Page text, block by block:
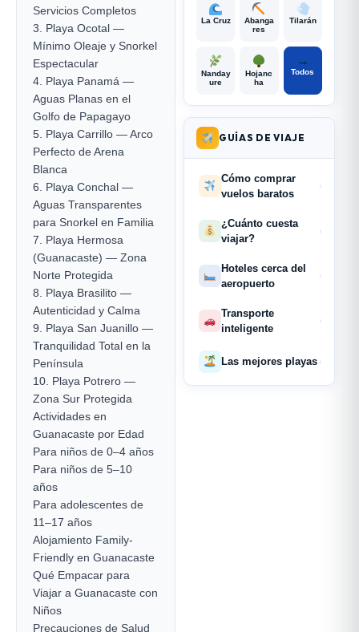
Servicios Completos
3. Playa Ocotal —
Mínimo Oleaje y Snorkel
Espectacular
4. Playa Panamá —
Aguas Planas en el
Golfo de Papagayo
5. Playa Carrillo — Arco
Perfecto de Arena
Blanca
6. Playa Conchal —
Aguas Transparentes
para Snorkel en Familia
7. Playa Hermosa
(Guanacaste) — Zona
Norte Protegida
8. Playa Brasilito —
Autenticidad y Calma
9. Playa San Juanillo —
Tranquilidad Total en la
Península
10. Playa Potrero —
Zona Sur Protegida
Actividades en
Guanacaste por Edad
Para niños de 0–4 años
Para niños de 5–10
años
Para adolescentes de
11–17 años
Alojamiento Family-
Friendly en Guanacaste
Qué Empacar para
Viajar a Guanacaste con
Niños
Precauciones de Salud
La Cruz
Abanga
res
Tilarán
Nanday
ure
Hojanc
ha
→
Todos
GUÍAS DE VIAJE
Cómo comprar
vuelos baratos
›
¿Cuánto cuesta
viajar?
›
Hoteles cerca del
aeropuerto
›
Transporte
inteligente
›
Las mejores playas ›